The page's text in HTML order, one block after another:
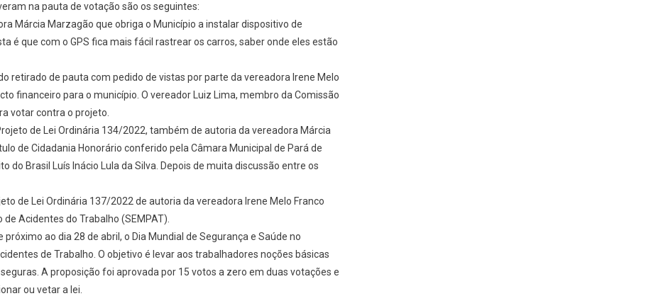
na pauta de votação são os seguintes:
Márcia Marzagão que obriga o Município a instalar dispositivo de
é que com o GPS fica mais fácil rastrear os carros, saber onde eles estão
retirado de pauta com pedido de vistas por parte da vereadora Irene Melo
financeiro para o município. O vereador Luiz Lima, membro da Comissão
votar contra o projeto.
de Lei Ordinária 134/2022, também de autoria da vereadora Márcia
de Cidadania Honorário conferido pela Câmara Municipal de Pará de
do Brasil Luís Inácio Lula da Silva. Depois de muita discussão entre os
de Lei Ordinária 137/2022 de autoria da vereadora Irene Melo Franco
Acidentes do Trabalho (SEMPAT).
ao dia 28 de abril, o Dia Mundial de Segurança e Saúde no
de Trabalho. O objetivo é levar aos trabalhadores noções básicas
A proposição foi aprovada por 15 votos a zero em duas votações e
ou vetar a lei.